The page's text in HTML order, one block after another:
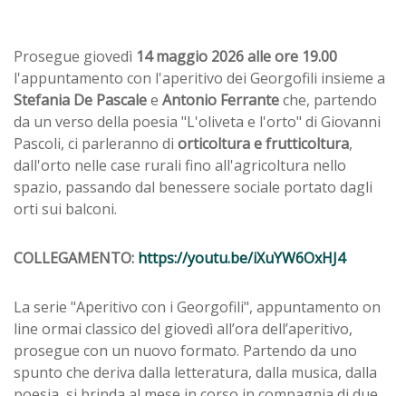
Prosegue giovedì 14 maggio 2026 alle ore 19.00
l'appuntamento con l'aperitivo dei Georgofili insieme a
Stefania De Pascalee Antonio Ferranteche, partendo
da un verso della poesia "L'oliveta e l'orto" di Giovanni
Pascoli, ci parleranno di orticoltura e frutticoltura,
dall'orto nelle case rurali fino all'agricoltura nello
spazio, passando dal benessere sociale portato dagli
orti sui balconi.
COLLEGAMENTO: https://youtu.be/iXuYW6OxHJ4
La serie "Aperitivo con i Georgofili", appuntamento on
line ormai classico del giovedì all’ora dell’aperitivo,
prosegue con un nuovo formato. Partendo da uno
spunto che deriva dalla letteratura, dalla musica, dalla